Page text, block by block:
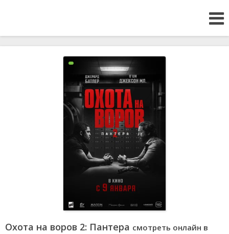
Охота на воров 2: Пантера смотреть онлайн в